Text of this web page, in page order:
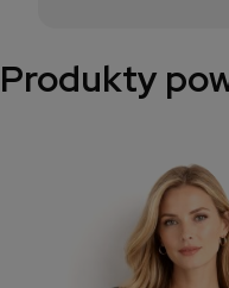
Produkty